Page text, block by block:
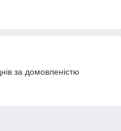
за домовленістю